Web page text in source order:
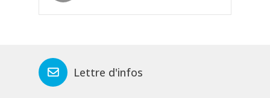
Lettre d'infos